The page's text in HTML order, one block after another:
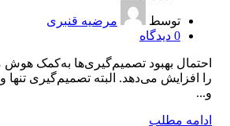
توسط
مرضیه قنبری
0 دیدگاه
احتمال بهبود تصمیم‌گیری‌ها به‌کمک
را افزایش می‌دهد. البته تصمیم‌گیری
و...
ادامه مطلب